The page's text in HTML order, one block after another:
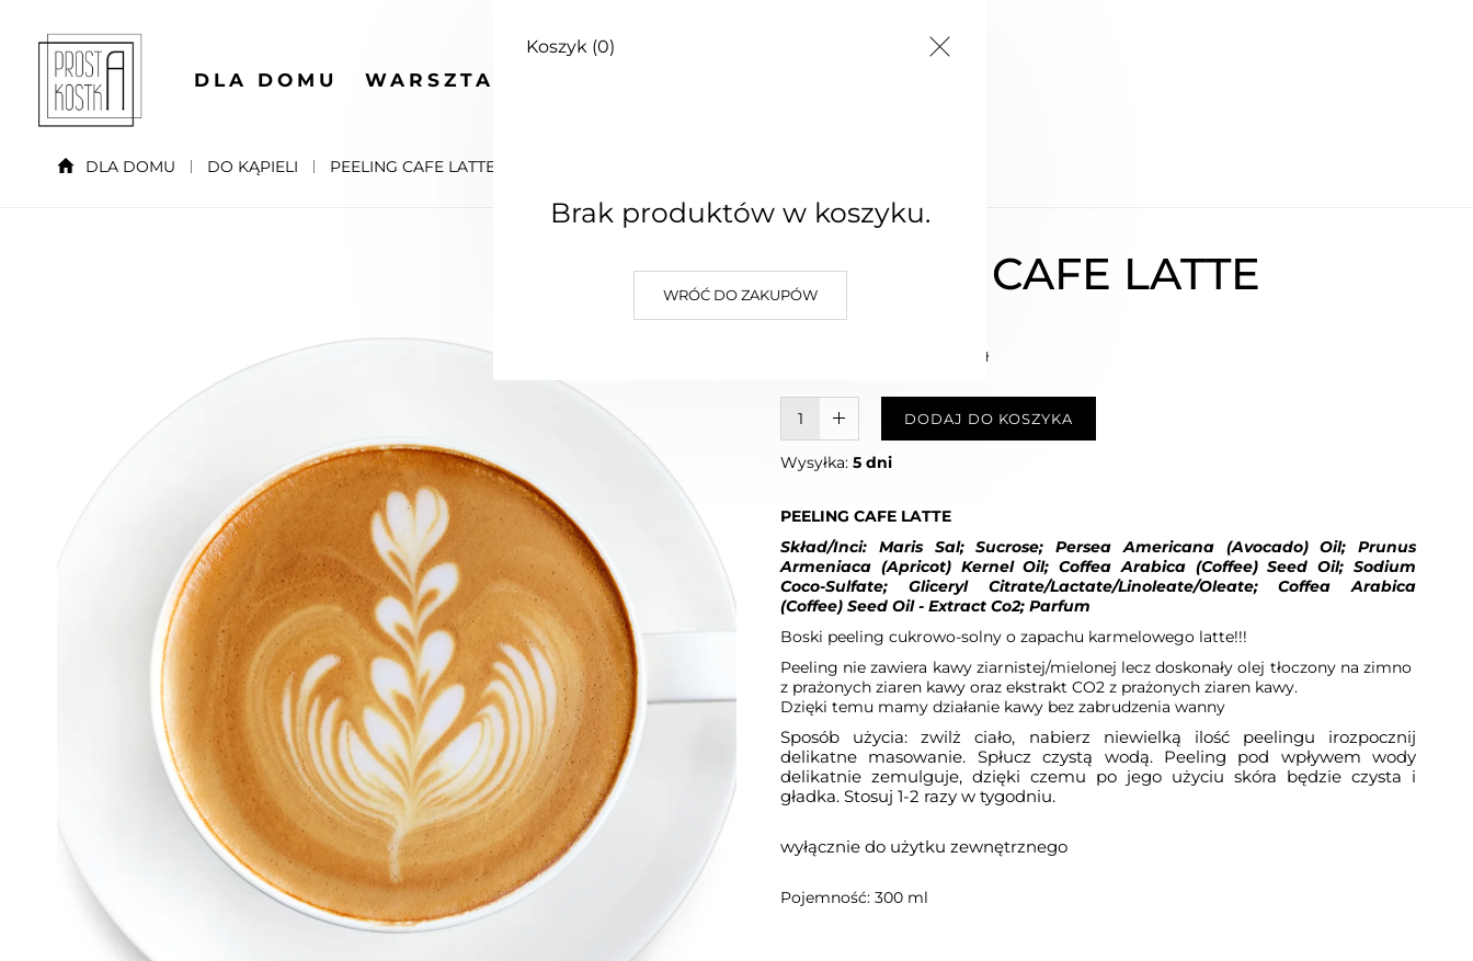
DLA DOMU WARSZTATY
Koszyk (0)
Brak produktów w koszyku.
WRÓĆ DO ZAKUPÓW
DLA DOMU DO KĄPIELI PEELING CAFE LATTE
PEELING CAFE LATTE
40,00 zł
Najniższa cena z 30 dni: 40,00 zł
W KOSZYKU :)DODAJ DO KOSZYKA
Wysyłka: 5 dni
PEELING CAFE LATTE
Skład/Inci: Maris Sal; Sucrose; Persea Americana (Avocado) Oil; Prunus
Armeniaca (Apricot) Kernel Oil; Coffea Arabica (Coffee)Seed Oil; Sodium
Coco-Sulfate; Gliceryl Citrate/Lactate/Linoleate/Oleate; Coffea Arabica
(Coffee) Seed Oil- Extract Co2; Parfum
Boski peeling cukrowo-solny o zapachu karmelowego latte!!!
Peeling nie zawiera kawy ziarnistej/mielonej lecz doskonały olej tłoczony na zimno
z prażonych ziaren kawy oraz ekstrakt CO2 z prażonych ziaren kawy.
Dzięki temu mamy działanie kawy bez zabrudzenia wanny
Sposób użycia: zwilż ciało, nabierz niewielką ilość peelingu irozpocznij
delikatne masowanie. Spłucz czystą wodą. Peeling pod wpływem wody
delikatnie zemulguje, dzięki czemu po jego użyciu skóra będzie czysta i
gładka. Stosuj 1-2 razy w tygodniu.
wyłącznie do użytku zewnętrznego
Pojemność: 300 ml